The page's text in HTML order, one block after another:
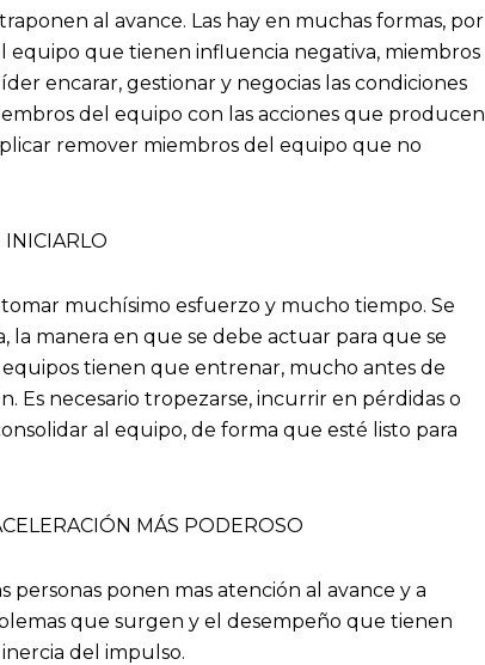
al avance. Las hay en muchas formas, por
equipo que tienen influencia negativa, miembros
encarar, gestionar y negocias las condiciones
del equipo con las acciones que producen
remover miembros del equipo que no
INICIARLO
muchísimo esfuerzo y mucho tiempo. Se
la manera en que se debe actuar para que se
tienen que entrenar, mucho antes de
Es necesario tropezarse, incurrir en pérdidas o
al equipo, de forma que esté listo para
MÁS PODEROSO
personas ponen mas atención al avance y a
que surgen y el desempeño que tienen
del impulso.